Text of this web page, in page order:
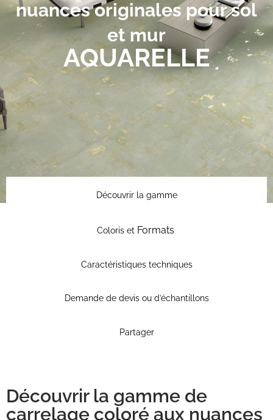
nuances originales pour sol
et mur
AQUARELLE
Découvrir la gamme
Coloris et Formats
Caractéristiques techniques
Demande de devis ou d’échantillons
Partager
Découvrir la gamme de
carrelage coloré aux nuances